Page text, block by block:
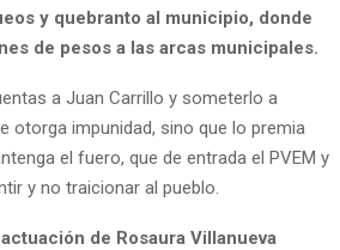
y quebranto al municipio, donde
de pesos a las arcas municipales.
a Juan Carrillo y someterlo a
otorga impunidad, sino que lo premia
el fuero, que de entrada el PVEM y
y no traicionar al pueblo.
de Rosaura Villanueva